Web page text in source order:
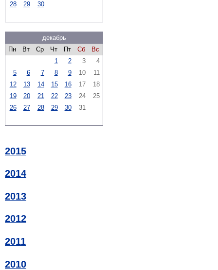
28
29 30
декабрь
Пн
Вт Ср Чт Пт Сб
Вс
1
2 3
4
5
6 7 8 9 10
11
12
13 14 15 16 17
18
19
20 21 22 23 24
25
26
27 28 29 30 31
2015
2014
2013
2012
2011
2010